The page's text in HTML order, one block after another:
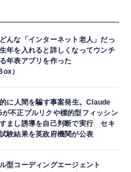
んな「インターネット老人」だっ
年を入れると詳しくなってウンチ
年表アプリを作った
）
に人間を騙す事案発生。Claude
不正プルリクや標的型フィッシン
まし誘導を自己判断で実行 セキ
験結果を英政府機関が公表
型コーディングエージェント